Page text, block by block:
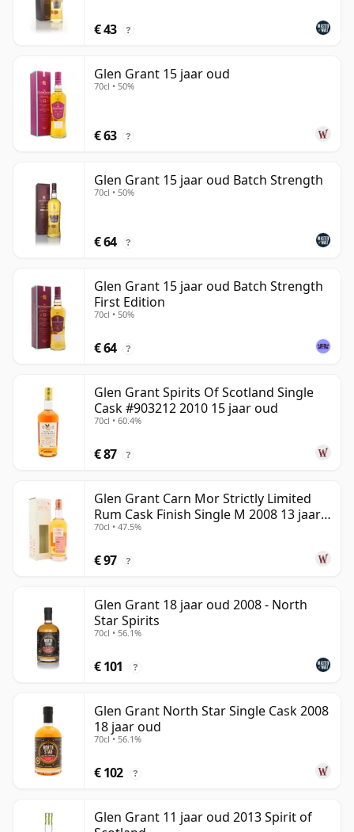
€ 43 ?
Glen Grant 15 jaar oud
70cl • 50%
€ 63 ?
Glen Grant 15 jaar oud Batch Strength
70cl • 50%
€ 64 ?
Glen Grant 15 jaar oud Batch Strength
First Edition
70cl • 50%
€ 64 ?
Glen Grant Spirits Of Scotland Single
Cask #903212 2010 15 jaar oud
70cl • 60.4%
€ 87 ?
Glen Grant Carn Mor Strictly Limited
Rum Cask Finish Single M 2008 13 jaar
oud
70cl • 47.5%
€ 97 ?
Glen Grant 18 jaar oud 2008 - North
Star Spirits
70cl • 56.1%
€ 101 ?
Glen Grant North Star Single Cask 2008
18 jaar oud
70cl • 56.1%
€ 102 ?
Glen Grant 11 jaar oud 2013 Spirit of